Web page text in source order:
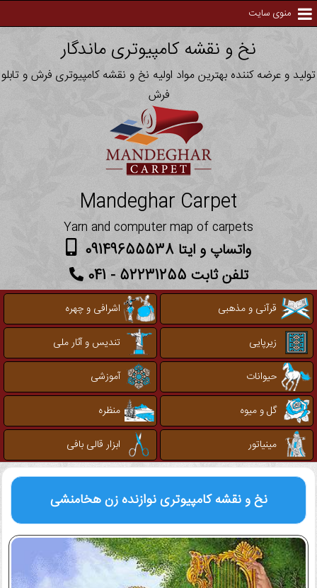
منوی سایت
نخ و نقشه کامپیوتری ماندگار
تولید و عرضه کننده بهترین مواد اولیه نخ و نقشه کامپیوتری فرش و تابلو
فرش
Mandeghar Carpet
Yarn and computer map of carpets
واتساپ و ایتا 09149655538
تلفن ثابت 52231255 - 041
قرآنی و مذهبی
اشرافی و چهره
زیرپایی
تندیس و آثار ملی
حیوانات
آموزشی
گل و میوه
منظره
مینیاتور
ابزار قالی بافی
نخ و نقشه کامپیوترینوازنده زن هخامنشی